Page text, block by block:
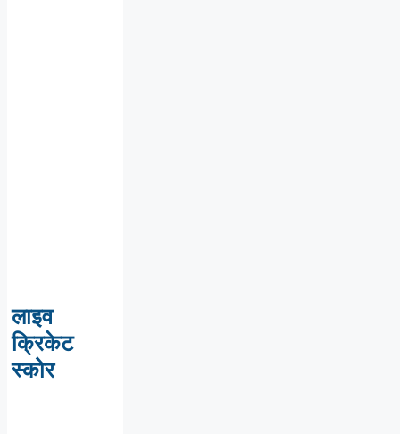
लाइव
क्रिकेट
स्कोर